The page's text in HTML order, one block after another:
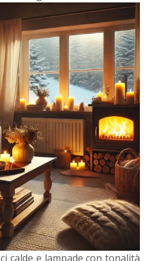
calde e lampade con tonalità